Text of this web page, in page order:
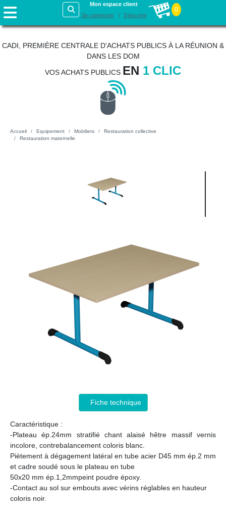
Mon espace client
Se connecter
S'inscrire
0
CADI, PREMIÈRE CENTRALE D'ACHATS PUBLICS À LA RÉUNION &
DANS LES DOM
VOS ACHATS PUBLICS EN 1 CLIC
Accueil Equipement Mobiliers
Restauration collective
Restauration maternelle
Fiche technique
Caractéristique :
-Plateau ép.24mm stratifié chant alaisé hêtre massif vernis
incolore, contrebalancement coloris blanc.
Piètement à dégagement latéral en tube acier D45 mm ép.2 mm
et cadre soudé sous le plateau en tube
50x20 mm ép.1,2mmpeint poudre époxy.
-Contact au sol sur embouts avec vérins réglables en hauteur
coloris noir.